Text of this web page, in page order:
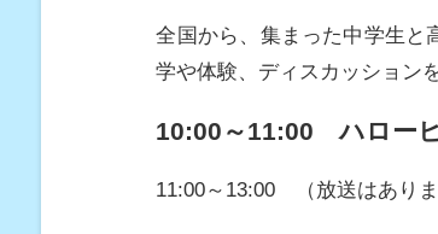
全国から、集まった中学生と
学や体験、ディスカッション
10:00～11:00 ハロー
11:00～13:00 （放送はありま